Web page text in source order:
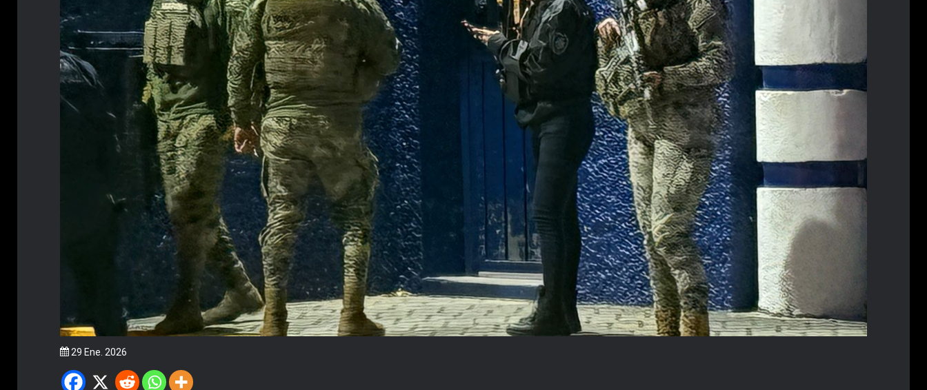
29 Ene. 2026